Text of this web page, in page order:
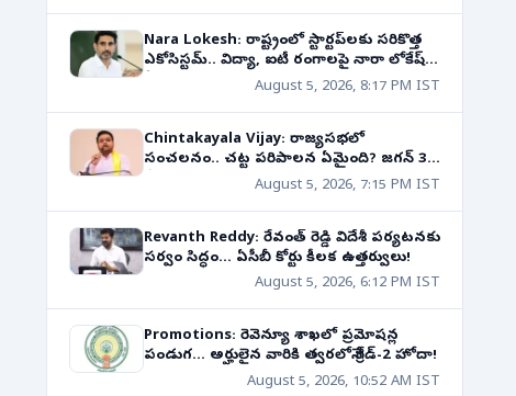
Nara Lokesh: రాష్ట్రంలో స్టార్టప్‌లకు సరికొత్త
ఎకోసిస్టమ్.. విద్యా, ఐటీ రంగాలపై నారా లోకేష్
August 5, 2026, 8:17 PM IST
Chintakayala Vijay: రాజ్యసభలో
సంచలనం.. చట్ట పరిపాలన ఏమైంది? జగన్ 31
కేసుల వ్యవహారంపై ఘాటు వ్యాఖ్యలు!
August 5, 2026, 7:15 PM IST
Revanth Reddy: రేవంత్ రెడ్డి విదేశీ పర్యటనకు
సర్వం సిద్ధం... ఏసీబీ కోర్టు కీలక ఉత్తర్వులు!
August 5, 2026, 6:12 PM IST
Promotions: రెవెన్యూ శాఖలో ప్రమోషన్ల
పండుగ... అర్హులైన వారికి త్వరలోనే గ్రేడ్-2 హోదా!
August 5, 2026, 10:52 AM IST